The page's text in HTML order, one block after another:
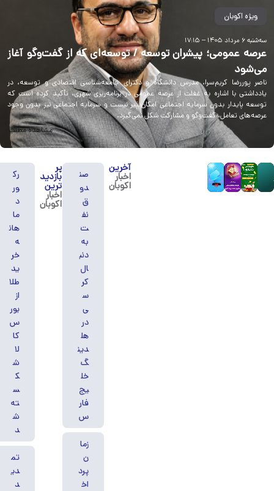
ویژه اکوبان
سه‌شنبه ۶ مرداد ۱۴۰۵ – ۱۷:۱۵
عرصه عمومی؛ پیشران توسعه / توسعه‌ای که از گفت‌وگو آغاز
می‌شود
ناصر پوررضا کریم‌سرا، مدرس دانشگاه و دکترای جامعه‌شناسی اقتصادی و توسعه، در
یادداشتی با اشاره به غفلت از عرصه عمومی در برنامه‌ریزی شهری، تأکید کرده است که
توسعه پایدار بدون سرمایه اجتماعی امکان‌پذیر نیست و سرمایه اجتماعی نیز بدون وجود
عرصه‌های تعامل، گفت‌وگو و مشارکت شکل نمی‌گیرد.
مشاهده مطلب
آخرین
اخبار
اکوبان
صن
دو
ت
دنب
ال
کر
در
هل
دین
گ
خل
یج‌
فار
س
زما
پرد
پر
بازدید
ترین
اخبار
اکوبان
ور
هان
خر
ید
طلا
بور
س
س
ته
تم
دی